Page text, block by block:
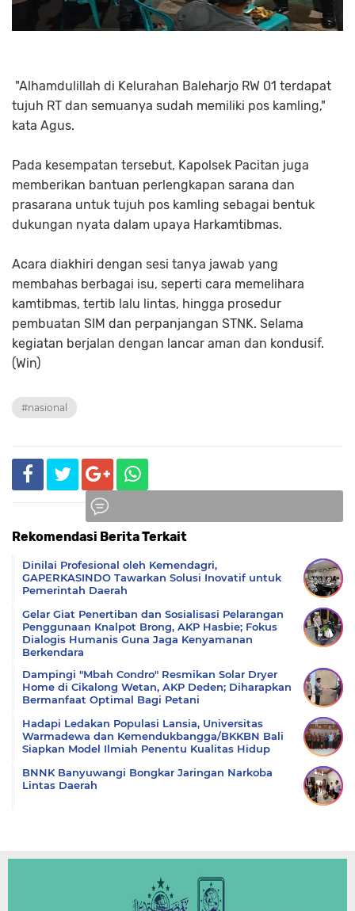
"Alhamdulillah di Kelurahan Baleharjo RW 01 terdapat
tujuh RT dan semuanya sudah memiliki pos kamling,"
kata Agus.
Pada kesempatan tersebut, Kapolsek Pacitan juga
memberikan bantuan perlengkapan sarana dan
prasarana untuk tujuh pos kamling sebagai bentuk
dukungan nyata dalam upaya Harkamtibmas.
Acara diakhiri dengan sesi tanya jawab yang
membahas berbagai isu, seperti cara memelihara
kamtibmas, tertib lalu lintas, hingga prosedur
pembuatan SIM dan perpanjangan STNK. Selama
kegiatan berjalan dengan lancar aman dan kondusif.
(Win)
#nasional
Rekomendasi Berita Terkait
Dinilai Profesional oleh Kemendagri,
GAPERKASINDO Tawarkan Solusi Inovatif untuk
Pemerintah Daerah
Gelar Giat Penertiban dan Sosialisasi Pelarangan
Penggunaan Knalpot Brong, AKP Hasbie; Fokus
Dialogis Humanis Guna Jaga Kenyamanan
Berkendara
Dampingi "Mbah Condro" Resmikan Solar Dryer
Home di Cikalong Wetan, AKP Deden; Diharapkan
Bermanfaat Optimal Bagi Petani
Hadapi Ledakan Populasi Lansia, Universitas
Warmadewa dan Kemendukbangga/BKKBN Bali
Siapkan Model Ilmiah Penentu Kualitas Hidup
BNNK Banyuwangi Bongkar Jaringan Narkoba
Lintas Daerah